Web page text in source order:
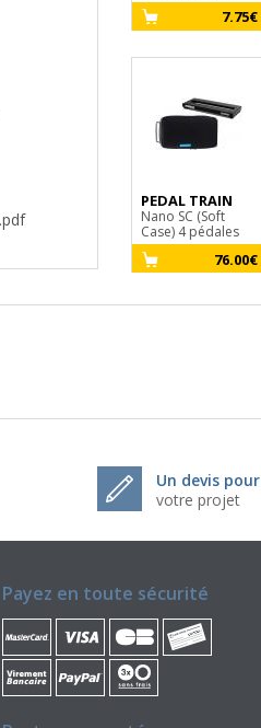
7.75€
PEDAL TRAIN
Nano SC (Soft
Case) 4 pédales
76.00€
Un devis pour
votre projet
Payez en toute sécurité